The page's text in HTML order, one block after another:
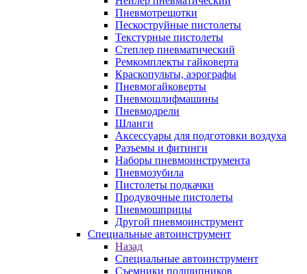
Пневмотрещотки
Пескоструйные пистолеты
Текстурные пистолеты
Степлер пневматический
Ремкомплекты гайковерта
Краскопульты, аэрографы
Пневмогайковерты
Пневмошлифмашины
Пневмодрели
Шланги
Аксессуары для подготовки воздуха
Разъемы и фитинги
Наборы пневмоинструмента
Пневмозубила
Пистолеты подкачки
Продувочные пистолеты
Пневмошприцы
Другой пневмоинструмент
Специальные автоинструмент
Назад
Специальные автоинструмент
Съемники подшипников